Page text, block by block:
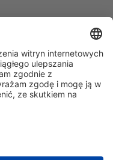
WZORCENDT.P
Badań
System/Polityka